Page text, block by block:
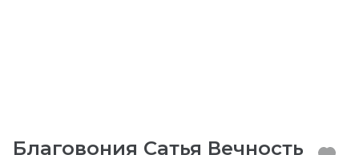
Благовония Сатья Вечность